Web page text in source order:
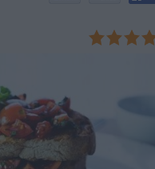
schnelle Rezept Idee aus